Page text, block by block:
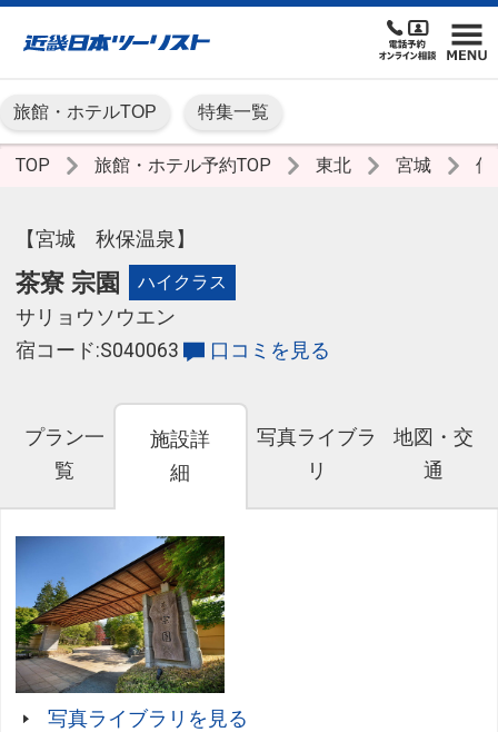
旅館・ホテルTOP 特集一覧
TOP 旅館・ホテル予約TOP 東北 宮城
【宮城 秋保温泉】
茶寮 宗園 ハイクラス
サリョウソウエン
宿コード:S040063
口コミを見る
プラン一
覧
施設詳
細
写真ライブラ
リ
地図・交
通
写真ライブラリを見る